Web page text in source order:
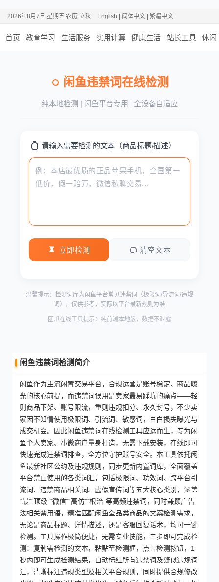
2026年8月7日 星期五 农历 立秋 English 简体中文 繁體中文
首页 教育学习 生活服务 实用计算 健康生活 站长工具 休闲
闲鱼违禁词在线检测
纯本地检测 | 闲鱼平台专用 | 全设备自适应
请输入需要检测的文本（商品标题/描述）
立即检测 清空文本
温馨提示：检测词库为闲鱼平台常见违禁词（极限词/导流词/违规
词），仅供参考，实际以平台最新规则为准
团爪在线工具提示：纯前端本地版，数据不泄露
闲鱼违禁词检测简介
闲鱼作为主流闲置交易平台，合规运营是账号稳定、商品曝
光的核心前提，而违禁词误用是卖家最易踩坑的痛点——轻
则商品下架、账号限流，重则违规扣分、永久封号，不少卖
家因不知情使用极限词、引流词、敏感词，白白损失曝光与
成交机会。因此闲鱼违禁词在线检测工具应运而生，专为闲
鱼个人卖家、小微商户量身打造，无需下载安装，在线即可
快速完成违禁词排查，全方位守护账号安全。本工具依托闲
鱼最新社区公约及违规规则，同步更新内置词库，全面覆盖
平台禁止使用的各类词汇，包括极限词、功效词、跨平台引
流词、违禁商品相关词、虚假宣传词等五大核心类别，涵盖
“最”“顶级”“微信”“高仿”“根治”等高频违禁词，同时兼顾广告
法相关禁用语，精准匹配闲鱼全品类商品的文案检测需求，
无论是商品标题、详情描述，还是客服回复话术，均可一键
检测。工具操作极简便捷，无需专业技能，三步即可完成检
测：复制需检测的文本，粘贴至检测框，点击检测按钮，1
秒内即可生成检测结果，自动标红所有违禁词及疑似违规词
汇，清晰标注违规类型及相关平台规则，同时提供合规修改